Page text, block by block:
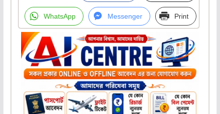
WhatsApp Messenger Print